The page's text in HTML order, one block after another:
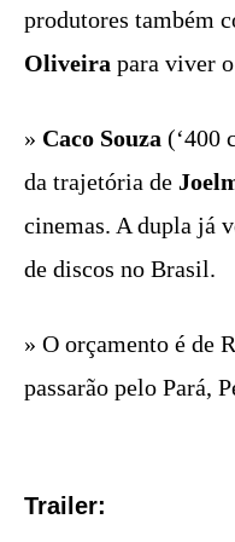
produtores também
Oliveira para viver
» Caco Souza (‘400
da trajetória de
cinemas. A dupla já
de discos no Brasil.
» O orçamento é de
passarão pelo Pará,
Trailer: